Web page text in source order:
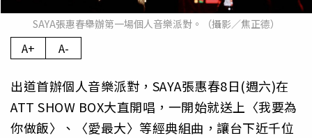
SAYA張惠春舉辦第一場個人音樂派對。（攝影／焦正德）
A+ A-
出道首辦個人音樂派對，SAYA張惠春8日(週六)在
ATT SHOW BOX大直開唱，一開始就送上〈我要為
你做飯〉、〈愛最大〉等經典組曲，讓台下近千位